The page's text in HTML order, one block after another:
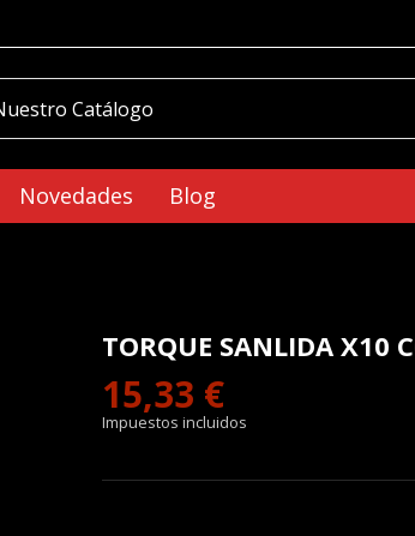
Novedades Blog
TORQUE SANLIDA X10
15,33 €
Impuestos incluidos